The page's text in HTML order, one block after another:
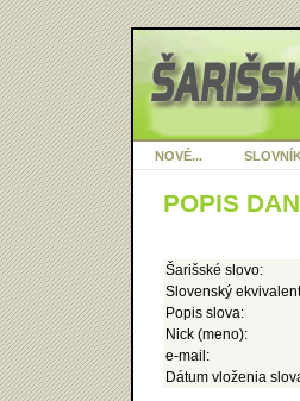
NOVÉ...
POPIS
Šarišské slovo:
Slovenský
Popis slova:
Nick (meno):
e-mail:
Dátum vloženia